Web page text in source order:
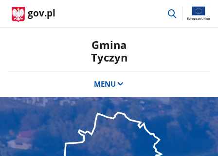
gov.pl
przejdź
Gmina
Tyczyn
MENU